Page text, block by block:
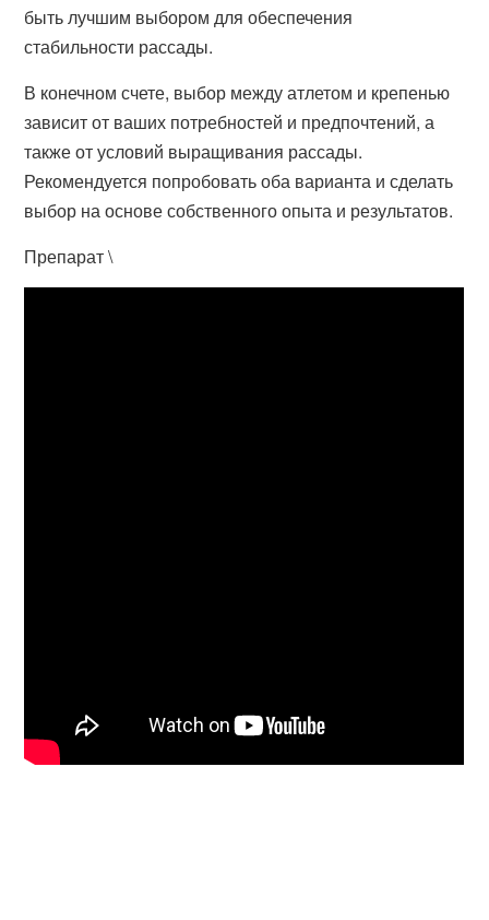
быть лучшим выбором для обеспечения
стабильности рассады.
В конечном счете, выбор между атлетом и крепенью
зависит от ваших потребностей и предпочтений, а
также от условий выращивания рассады.
Рекомендуется попробовать оба варианта и сделать
выбор на основе собственного опыта и результатов.
Препарат \